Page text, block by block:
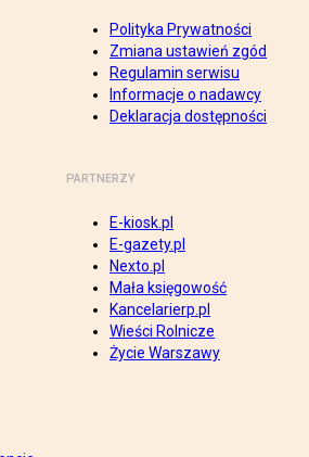
Polityka Prywatności
Zmiana ustawień zgód
Regulamin serwisu
Informacje o nadawcy
Deklaracja dostępności
PARTNERZY
E-kiosk.pl
E-gazety.pl
Nexto.pl
Mała księgowość
Kancelarierp.pl
Wieści Rolnicze
Życie Warszawy